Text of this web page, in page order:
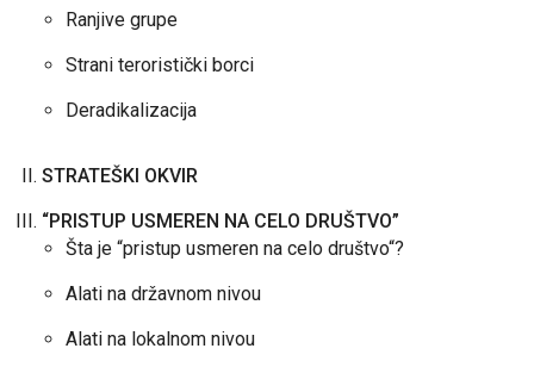
Ranjive grupe
Strani teroristički borci
Deradikalizacija
STRATEŠKI OKVIR
“PRISTUP USMEREN NA CELO DRUŠTVO”
Šta je “pristup usmeren na celo društvo“?
Alati na državnom nivou
Alati na lokalnom nivou